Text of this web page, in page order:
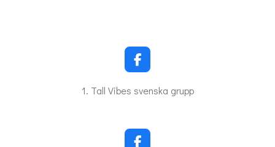
F
a
c
o
1. Tall Vibes svenska grupp